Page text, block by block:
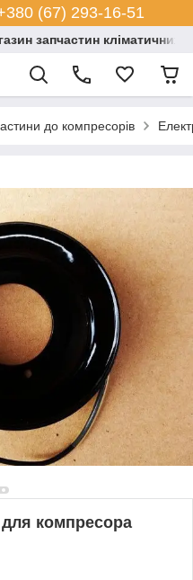
(67) 293-16-51
запчастин кліматичних
до компресорів
компресора